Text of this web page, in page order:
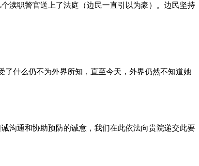
渎职警官送上了法庭（边民一直引以为豪）。边民坚持
什么仍不为外界所知，直至今天，外界仍然不知道她
沟通和协助预防的诚意，我们在此依法向贵院递交此要